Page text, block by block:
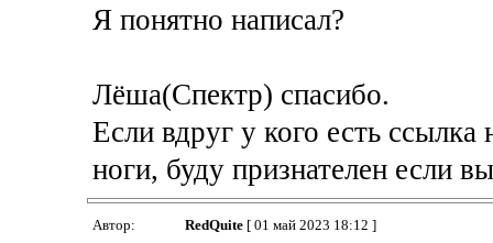
Я понятно написал?
Лёша(Спектр) спасибо.
Если вдруг у кого есть
ноги, буду признателен если
Автор: RedQuite[ 01 май 2023 18:12 ]